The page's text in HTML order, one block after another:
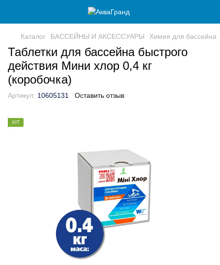
Каталог БАССЕЙНЫ И АКСЕССУАРЫ Химия для бассейна
Таблетки для бассейна быстрого
действия Мини хлор 0,4 кг
(коробочка)
Артикул: 10605131 Оставить отзыв
ХІТ